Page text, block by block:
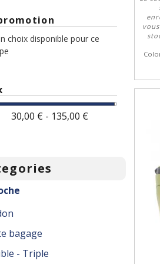
choix disponible pour ce
30,00 € - 135,00 €
bagage
- Triple